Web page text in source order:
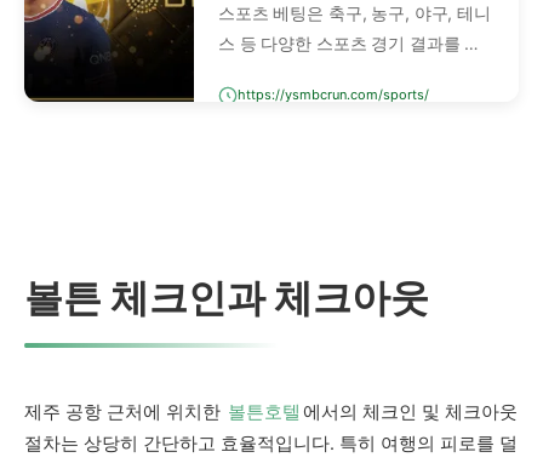
스포츠 베팅은 축구, 농구, 야구, 테니
스 등 다양한 스포츠 경기 결과를 예
승패를 맞추는 것뿐만 아니라, 스코
https://ysmbcrun.com/sports/
볼튼 체크인과 체크아웃
제주 공항 근처에 위치한 볼튼호텔 에서의 체크인 및 체크아웃
절차는 상당히 간단하고 효율적입니다. 특히 여행의 피로를 덜